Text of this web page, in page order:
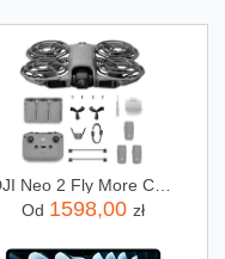
DJI Neo 2 Fly More Combo (RC-N3)
Od 1598,00 zł